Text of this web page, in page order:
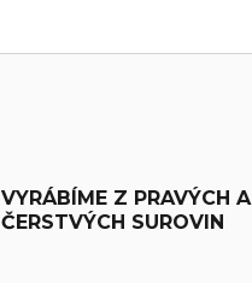
VYRÁBÍME Z PRAVÝCH A
ČERSTVÝCH SUROVIN